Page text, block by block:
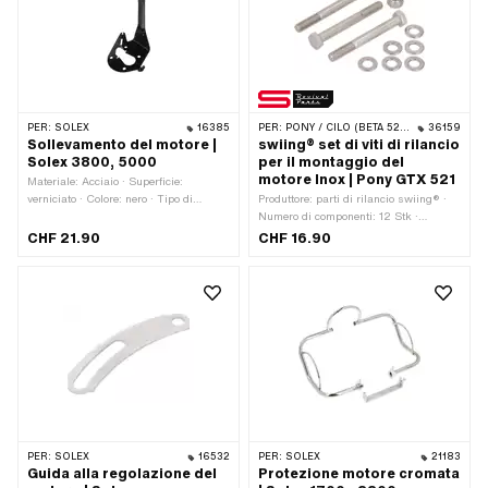
Pony: P8015 · Numero OEM Pony:
Numero OEM Pony: P8012 · Numero
OEM Pony: P8015
PER: SOLEX 16385
Sollevamento del motore |
Solex 3800, 5000
Materiale: Acciaio · Superficie:
verniciato · Colore: nero · Tipo di
punti di fissaggio: 4 Stk
CHF 21.90
PER: PONY / CILO (BETA 521 E 512) 36159
swiing® set di viti di rilancio
per il montaggio del
motore Inox | Pony GTX 521
Produttore: parti di rilancio swiing® ·
Numero di componenti: 12 Stk ·
Materiale: Acciaio al cromo
· Guida: Esagono esterno · Testa della
vite: Esagono · Tipo di filettatura:
M8x1,25 (filettatura standard) ·
Diametro nominale (filettatura): 8 mm ·
Larghezza tra le piastre: 13 mm ·
Numero OEM Pony: P8012 · Numero
OEM Pony: P8015
CHF 16.90
PER: SOLEX 16532
Guida alla regolazione del
PER: SOLEX 21183
Protezione motore cromata